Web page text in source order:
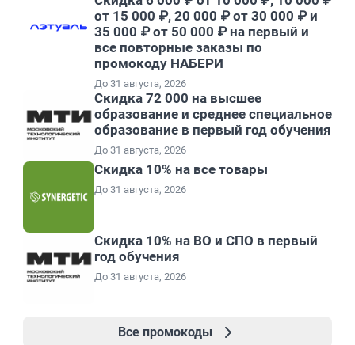
от 15 000 ₽, 20 000 ₽ от 30 000 ₽ и
35 000 ₽ от 50 000 ₽ на первый и
все повторные заказы по
промокоду НАБЕРИ
До 31 августа, 2026
Скидка 72 000 на высшее
образование и среднее специальное
образование в первый год обучения
До 31 августа, 2026
Скидка 10% на все товары
До 31 августа, 2026
Скидка 10% на ВО и СПО в первый
год обучения
До 31 августа, 2026
Все промокоды